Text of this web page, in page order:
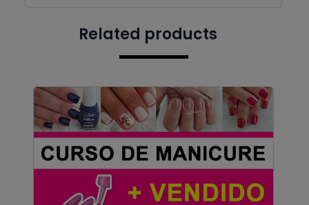
Related products